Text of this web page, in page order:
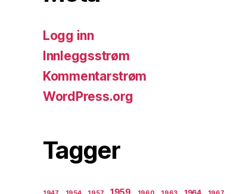
Logg inn
Innleggsstrøm
Kommentarstrøm
WordPress.org
Tagger